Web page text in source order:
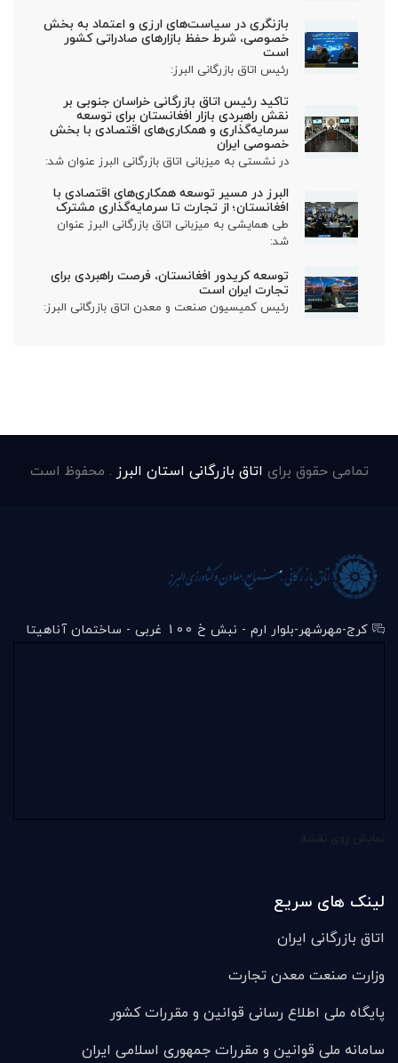
بازنگری در سیاست‌های ارزی و اعتماد به بخش
خصوصی، شرط حفظ بازارهای صادراتی کشور
است
رئیس اتاق بازرگانی البرز:
تاکید رئیس اتاق بازرگانی خراسان جنوبی بر
نقش راهبردی بازار افغانستان برای توسعه
سرمایه‌گذاری و همکاری‌های اقتصادی با بخش
خصوصی ایران
در نشستی به میزبانی اتاق بازرگانی البرز عنوان شد:
البرز در مسیر توسعه همکاری‌های اقتصادی با
افغانستان؛ از تجارت تا سرمایه‌گذاری مشترک
طی همایشی به میزبانی اتاق بازرگانی البرز عنوان
شد:
توسعه کریدور افغانستان، فرصت راهبردی برای
تجارت ایران است
رئیس کمیسیون صنعت و معدن اتاق بازرگانی البرز:
تمامی حقوق برای اتاق بازرگانی استان البرز . محفوظ است
کرج-مهرشهر-بلوار ارم - نبش خ 100 غربی - ساختمان آناهیتا
لینک های سریع
اتاق بازرگانی ایران
وزارت صنعت معدن تجارت
پایگاه ملی اطلاع رسانی قوانین و مقررات کشور
سامانه ملی قوانين و مقررات جمهوری اسلامی ایران